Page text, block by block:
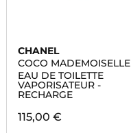
CHANEL
COCO MADEMOISELLE
EAU DE TOILETTE
VAPORISATEUR -
RECHARGE
115,00 €